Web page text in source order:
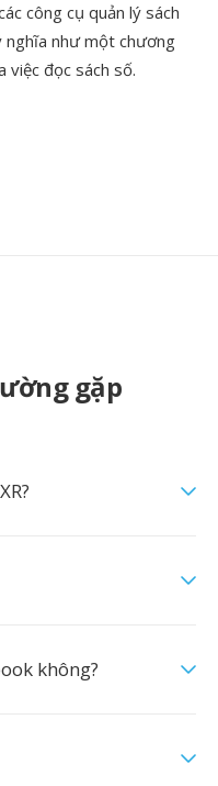
công cụ quản lý sách
nghĩa như một chương
đọc sách số.
gặp
không?